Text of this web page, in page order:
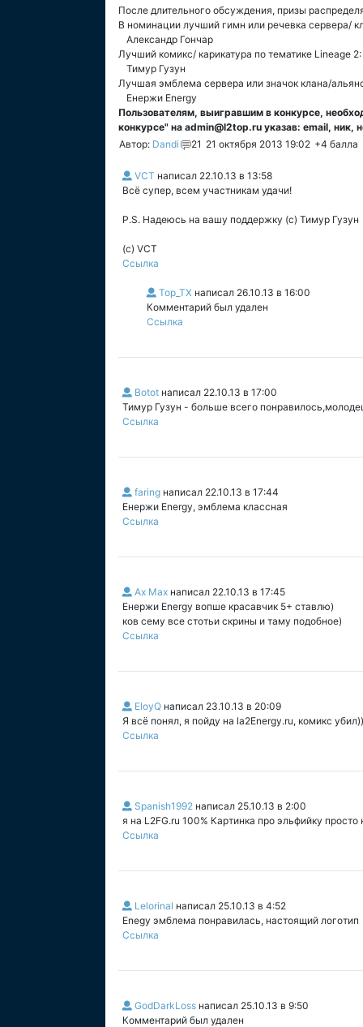
После длительного обсуждения, призы
В номинации лучший гимн или речевка сервера/
Александр Гончар
Лучший комикс/ карикатура по тематике Lineage 2:
Тимур Гузун
Лучшая эмблема сервера или значок клана/
Енержи Energy
Пользователям, выигравшим в конкурсе,
конкурсе" на admin@l2top.ru указав: email,
Автор: Dandi 21 21 октября 2013 19:02 +4 балла
VCT написал 22.10.13 в 13:58
Всё супер, всем участникам удачи!
P.S. Надеюсь на вашу поддержку (с) Тимур Гузун
(c) VCT
Ссылка
Top_TX написал 26.10.13 в 16:00
Комментарий был удален
Ссылка
Botot написал 22.10.13 в 17:00
Тимур Гузун - больше всего
Ссылка
faring написал 22.10.13 в 17:44
Енержи Energy, эмблема классная
Ссылка
Ax Max написал 22.10.13 в 17:45
Енержи Energy вопше красавчик 5+ ставлю)
ков сему все стотьи скрины и таму подобное)
Ссылка
EloyQ написал 23.10.13 в 20:09
Я всё понял, я пойду на la2Energy.ru, комикс
Ссылка
Spanish1992 написал 25.10.13 в 2:00
я на L2FG.ru 100% Картинка про эльфийку просто
Ссылка
Lelorinal написал 25.10.13 в 4:52
Enegy эмблема понравилась, настоящий логотип
Ссылка
GodDarkLoss написал 25.10.13 в 9:50
Комментарий был удален